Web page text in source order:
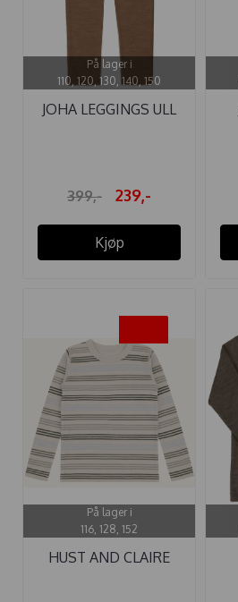
På lager i
110, 120, 130, 140, 150
JOHA LEGGINGS ULL
399,- 239,-
Kjøp
På lager i
116, 128, 152
HUST AND CLAIRE